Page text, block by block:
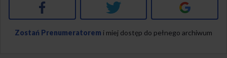
Facebook Twitter Google+
Zostań Prenumeratorem i miej dostęp do pełnego archiwum